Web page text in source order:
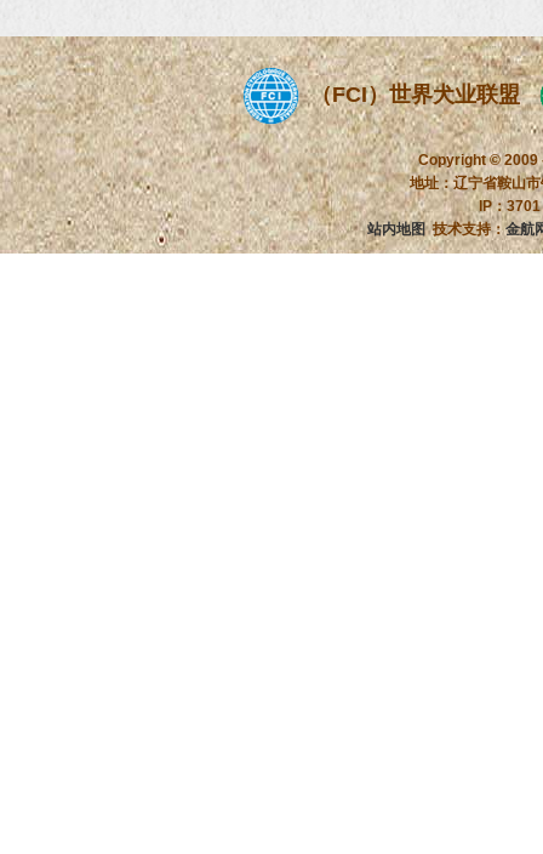
（FCI）世界犬业联盟
Copyright ©
地址：辽宁省鞍
IP：
站内地图技术支持：金航